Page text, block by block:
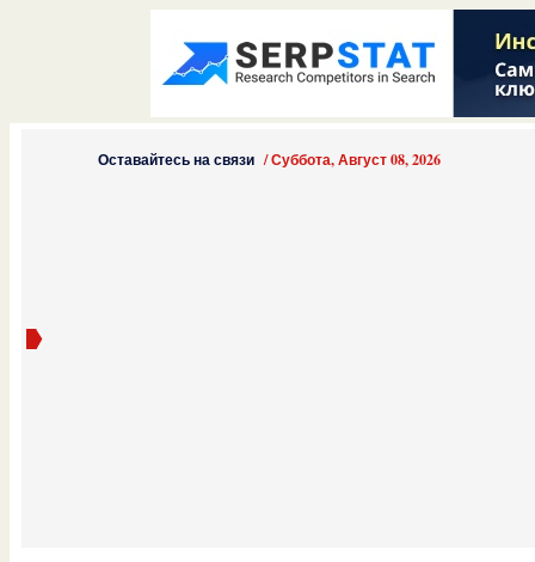
Оставайтесь на связи /Суббота, Август 08, 2026